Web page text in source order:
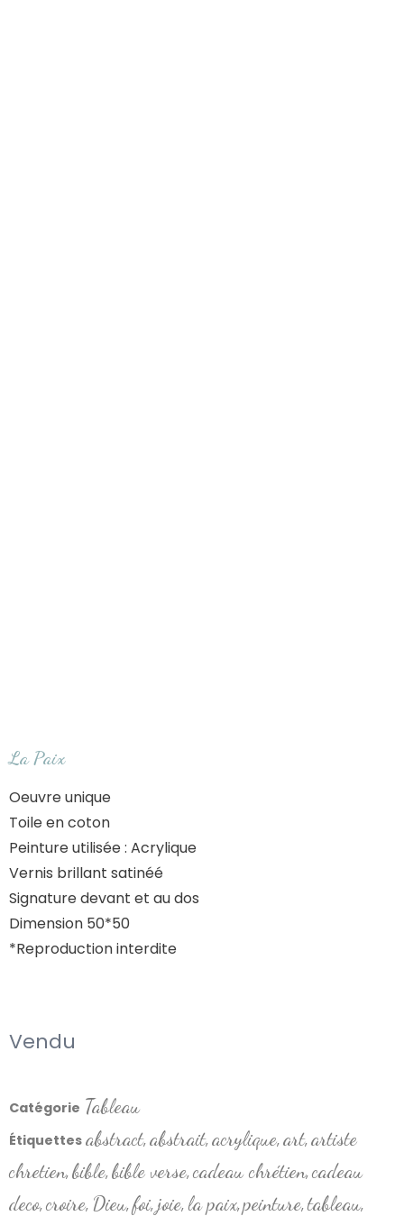
La Paix
Oeuvre unique
Toile en coton
Peinture utilisée : Acrylique
Vernis brillant satinéé
Signature devant et au dos
Dimension 50*50
*Reproduction interdite
Vendu
Catégorie Tableau
Étiquettes abstract, abstrait, acrylique, art, artiste
chretien, bible, bible verse, cadeau chrétien, cadeau
deco, croire, Dieu,foi, joie, la paix,peinture, tableau,